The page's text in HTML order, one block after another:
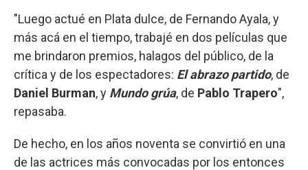
"Luego actué en Plata dulce, de Fernando Ayala, y
más acá en el tiempo, trabajé en dos películas que
me brindaron premios, halagos del público, de la
crítica y de los espectadores: El abrazo partido, de
Daniel Burman, y Mundo grúa, de Pablo Trapero",
repasaba.
De hecho, en los años noventa se convirtió en una
de las actrices más convocadas por los entonces